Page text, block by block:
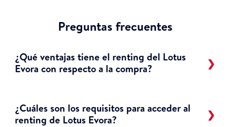
Preguntas frecuentes
¿Qué ventajas tiene el renting del Lotus
Evora con respecto a la compra?
¿Cuáles son los requisitos para acceder al
renting de Lotus Evora?